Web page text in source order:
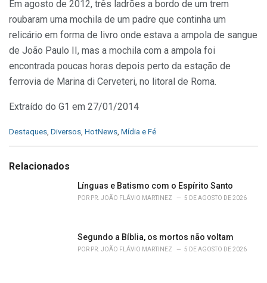
Em agosto de 2012, três ladrões a bordo de um trem
roubaram uma mochila de um padre que continha um
relicário em forma de livro onde estava a ampola de sangue
de João Paulo II, mas a mochila com a ampola foi
encontrada poucas horas depois perto da estação de
ferrovia de Marina di Cerveteri, no litoral de Roma.
Extraído do G1 em 27/01/2014
C
e
Destaques, Diversos, HotNews, Mídia e Fé
Relacionados
Línguas e Batismo com o Espírito Santo
POR PR. JOÃO FLÁVIO MARTINEZ 5 DE AGOSTO DE 2026
Segundo a Bíblia, os mortos não voltam
POR PR. JOÃO FLÁVIO MARTINEZ 5 DE AGOSTO DE 2026